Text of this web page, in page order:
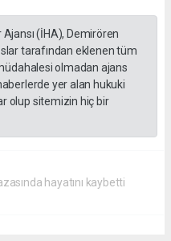
(İHA), Demirören
tarafından eklenen tüm
olmadan ajans
yer alan hukuki
olup sitemizin hiç bir
hayatını kaybetti